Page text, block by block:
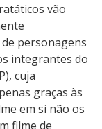
vão
personagens
integrantes do
cuja
graças às
em si não os
filme de